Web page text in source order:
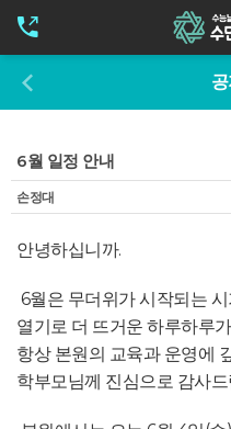
6월 일정 안내
손정대
안녕하십니까.
6월은 무더위가 시작되는
열기로 더 뜨거운 하루하루
항상 본원의 교육과 운영에
학부모님께 진심으로 감사